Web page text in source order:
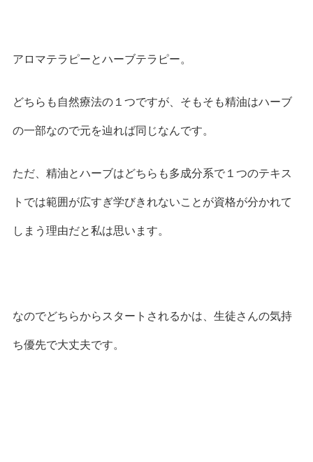
アロマテラピーとハーブテラピー。
どちらも自然療法の１つですが、そもそも精油はハーブ
の一部なので元を辿れば同じなんです。
ただ、精油とハーブはどちらも多成分系で１つのテキス
トでは範囲が広すぎ学びきれないことが資格が分かれて
しまう理由だと私は思います。
なのでどちらからスタートされるかは、生徒さんの気持
ち優先で大丈夫です。